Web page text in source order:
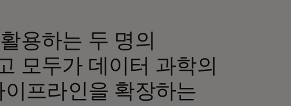
용하는 두 명의
모두가 데이터 과학의
프라인을 확장하는